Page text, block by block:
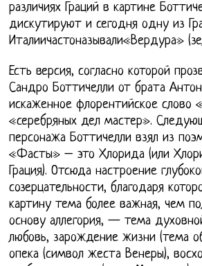
различиях Граций в картине
дискутируют и сегодня одну из
Италиичастоназывали«Вердура»
Есть версия, согласно которой
Сандро Боттичелли от брата
искаженное флорентийское слово
«серебряных дел мастер».
персонажа Боттичелли взял из
«Фасты» – это Хлорида (или
Грация). Отсюда настроение
созерцательности, благодаря
картину тема более важная, чем
основу аллегория, — тема
любовь, зарождение жизни (тема
опека (символ жеста Венеры),